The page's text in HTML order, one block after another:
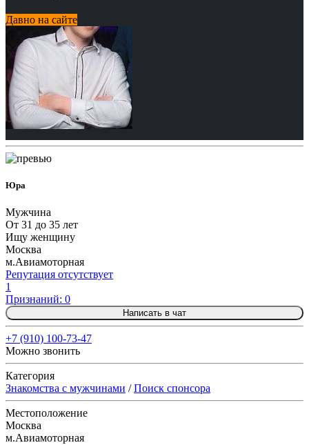
Давно на сайте
Юра
Мужчина
От 31 до 35 лет
Ищу женщину
Москва
м.Авиамоторная
Репутация отсутствует
1
Признаний: 0
Написать в чат
+7 (910) 100-73-47
Можно звонить
Категория
Знакомства с мужчинами /Поиск спонсора
Местоположение
Москва
м.Авиамоторная